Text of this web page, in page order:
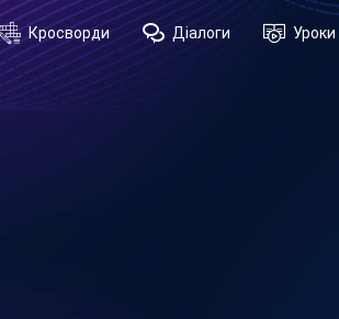
Кросворди Діалоги Уроки